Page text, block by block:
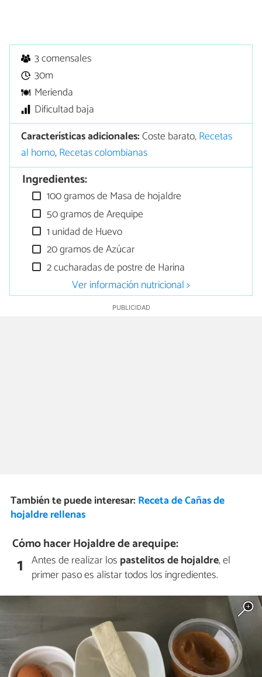
3 comensales
30m
Merienda
Dificultad baja
Características adicionales:Coste barato,Recetas
al horno,Recetas colombianas
Ingredientes:
100 gramos de Masa de hojaldre
50 gramos de Arequipe
1 unidad de Huevo
20 gramos de Azúcar
2 cucharadas de postre de Harina
Ver información nutricional >
También te puede interesar: Receta de Cañas de
hojaldre rellenas
Cómo hacer Hojaldre de arequipe:
1 Antes de realizar los pastelitos de hojaldre, el
primer paso es alistar todos los ingredientes.